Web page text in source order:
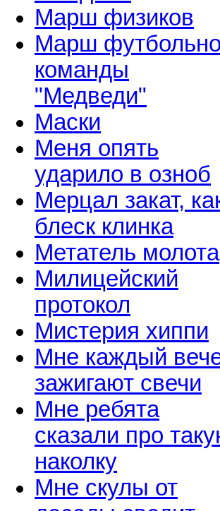
Марш физиков
Марш
команды
"Медведи"
Маски
Меня опять
ударило в озноб
Мерцал закат,
блеск клинка
Метатель молота
Милицейский
протокол
Мистерия хиппи
Мне каждый
зажигают свечи
Мне ребята
сказали про
наколку
Мне скулы от